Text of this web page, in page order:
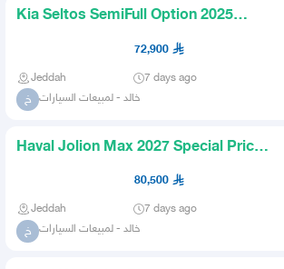
Kia Seltos SemiFull Option 2025
Special prices for cash and
72,900
Jeddah 7 days ago
خ خالد - لمبيعات السيارات
Haval Jolion Max 2027 Special Prices
80,500
Jeddah 7 days ago
خ خالد - لمبيعات السيارات